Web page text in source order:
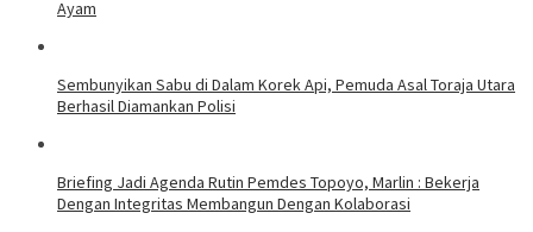
Ayam
Sembunyikan Sabu di Dalam Korek Api, Pemuda Asal Toraja Utara
Berhasil Diamankan Polisi
Briefing Jadi Agenda Rutin Pemdes Topoyo, Marlin : Bekerja
Dengan Integritas Membangun Dengan Kolaborasi